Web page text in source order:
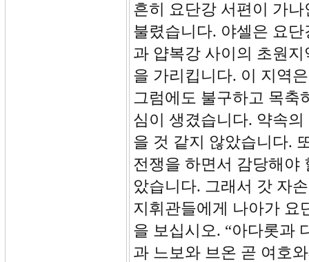
흔히 요단강 서편이 가
불렸습니다. 야셀은 요
과 얍복강 사이의 초원
을 가리킵니다. 이 지역
그럼에도 불구하고 목축
심이 생겼습니다. 약속
을 것 같지 않았습니다.
전쟁을 하면서 감당해야
았습니다. 그래서 갓 자
지휘관들에게 나아가 요
을 보십시오. “아다롯과
과 느보와 브온 곧 여호